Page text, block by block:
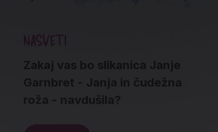
NASVETI
Zakaj vas bo slikanica Janje
Garnbret - Janja in čudežna
roža - navdušila?